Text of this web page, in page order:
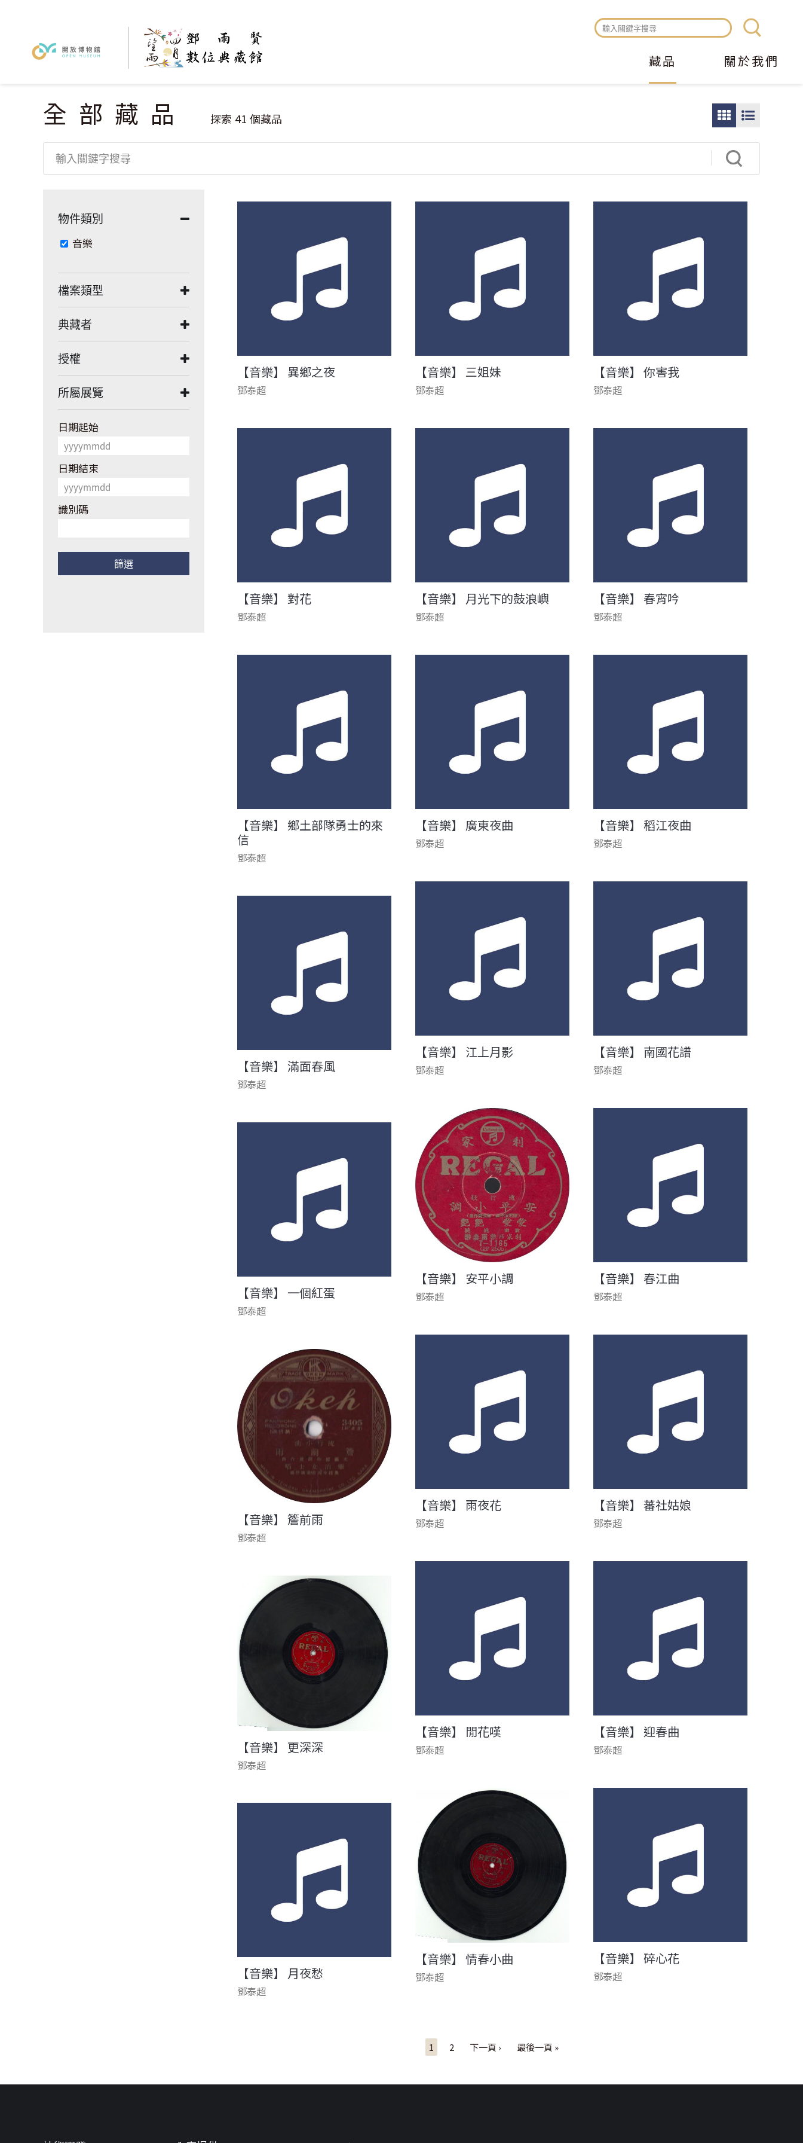
藏品 關於我們
您在這裡
全部藏品 探索 41 個藏品
圖
片
圖
文
【音樂】 異鄉之夜
鄧泰超
【音樂】 三姐妹
鄧泰超
【音樂】 你害我
鄧泰超
【音樂】 對花
鄧泰超
【音樂】 月光下的鼓浪嶼
鄧泰超
【音樂】 春宵吟
鄧泰超
【音樂】 鄉土部隊勇士的來
信
鄧泰超
【音樂】 廣東夜曲
鄧泰超
【音樂】 稻江夜曲
鄧泰超
【音樂】 江上月影
鄧泰超
【音樂】 南國花譜
鄧泰超
【音樂】 滿面春風
鄧泰超
【音樂】 安平小調
鄧泰超
【音樂】 春江曲
鄧泰超
【音樂】 一個紅蛋
鄧泰超
【音樂】 雨夜花
鄧泰超
【音樂】 蕃社姑娘
鄧泰超
【音樂】 簷前雨
鄧泰超
【音樂】 閒花嘆
鄧泰超
【音樂】 迎春曲
鄧泰超
【音樂】 更深深
鄧泰超
【音樂】 情春小曲
鄧泰超
【音樂】 碎心花
鄧泰超
【音樂】 月夜愁
鄧泰超
1 2 下一頁 › 最後一頁 »
物件類別
Remove 音樂 filter
音樂
檔案類型
典藏者
授權
所屬展覽
日期起始
日期結束
識別碼